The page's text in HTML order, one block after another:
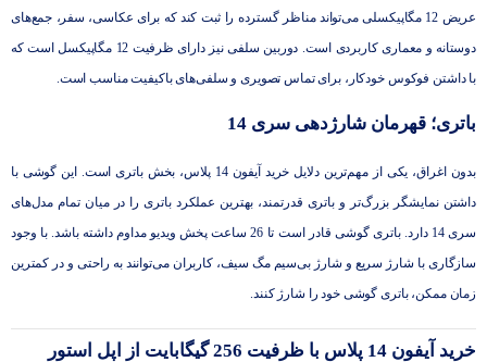
عریض 12 مگاپیکسلی می‌تواند مناظر گسترده را ثبت کند که برای عکاسی، سفر، جمع‌های
دوستانه و معماری کاربردی است. دوربین سلفی نیز دارای ظرفیت 12 مگاپیکسل است که
با داشتن فوکوس خودکار، برای تماس تصویری و سلفی‌های باکیفیت مناسب است.
باتری؛ قهرمان شارژدهی سری 14
بدون اغراق، یکی از مهم‌ترین دلایل خرید آیفون 14 پلاس، بخش باتری است. این گوشی با
داشتن نمایشگر بزرگ‌تر و باتری قدرتمند، بهترین عملکرد باتری را در میان تمام مدل‌های
سری 14 دارد. باتری گوشی قادر است تا 26 ساعت پخش ویدیو مداوم داشته باشد. با وجود
سازگاری با شارژ سریع و شارژ بی‌سیم مگ سیف، کاربران می‌توانند به راحتی و در کمترین
زمان ممکن، باتری گوشی خود را شارژ کنند.
خرید آیفون 14 پلاس با ظرفیت 256 گیگابایت از اپل استور